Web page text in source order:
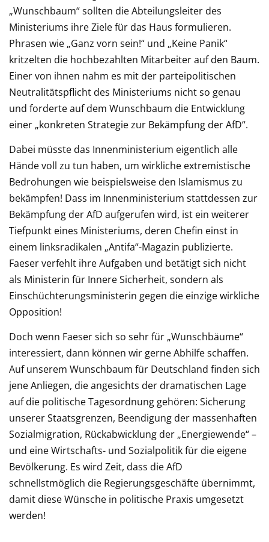
„Wunschbaum“ sollten die Abteilungsleiter des
Ministeriums ihre Ziele für das Haus formulieren.
Phrasen wie „Ganz vorn sein!“ und „Keine Panik“
kritzelten die hochbezahlten Mitarbeiter auf den Baum.
Einer von ihnen nahm es mit der parteipolitischen
Neutralitätspflicht des Ministeriums nicht so genau
und forderte auf dem Wunschbaum die Entwicklung
einer „konkreten Strategie zur Bekämpfung der AfD“.
Dabei müsste das Innenministerium eigentlich alle
Hände voll zu tun haben, um wirkliche extremistische
Bedrohungen wie beispielsweise den Islamismus zu
bekämpfen! Dass im Innenministerium stattdessen zur
Bekämpfung der AfD aufgerufen wird, ist ein weiterer
Tiefpunkt eines Ministeriums, deren Chefin einst in
einem linksradikalen „Antifa“-Magazin publizierte.
Faeser verfehlt ihre Aufgaben und betätigt sich nicht
als Ministerin für Innere Sicherheit, sondern als
Einschüchterungsministerin gegen die einzige wirkliche
Opposition!
Doch wenn Faeser sich so sehr für „Wunschbäume“
interessiert, dann können wir gerne Abhilfe schaffen.
Auf unserem Wunschbaum für Deutschland finden sich
jene Anliegen, die angesichts der dramatischen Lage
auf die politische Tagesordnung gehören: Sicherung
unserer Staatsgrenzen, Beendigung der massenhaften
Sozialmigration, Rückabwicklung der „Energiewende“ –
und eine Wirtschafts- und Sozialpolitik für die eigene
Bevölkerung. Es wird Zeit, dass die AfD
schnellstmöglich die Regierungsgeschäfte übernimmt,
damit diese Wünsche in politische Praxis umgesetzt
werden!